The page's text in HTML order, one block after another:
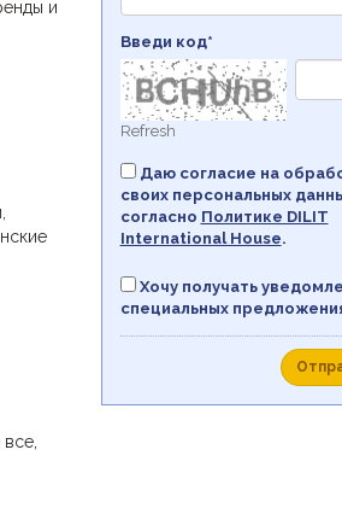
и
Введи код*
Refresh
Даю согласие на
своих персональных
согласно Политикe DILIT
International House.
Хочу получать
специальных